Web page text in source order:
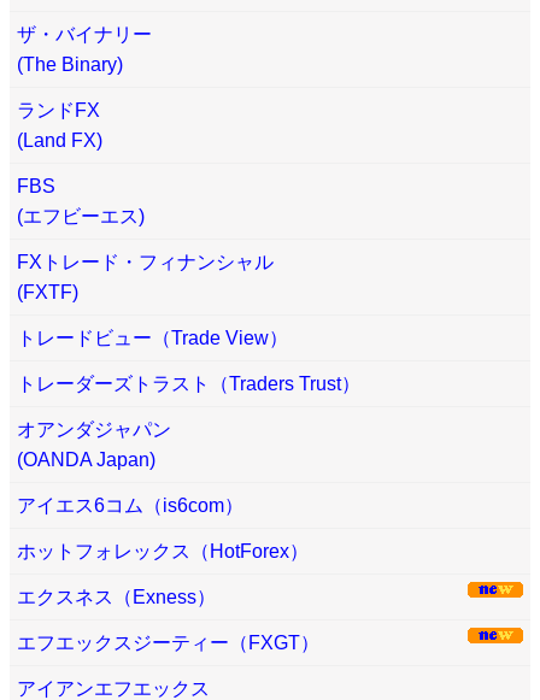
ザ・バイナリー
(The Binary)
ランドFX
(Land FX)
FBS
(エフビーエス)
FXトレード・フィナンシャル
(FXTF)
トレードビュー（Trade View）
トレーダーズトラスト（Traders Trust）
オアンダジャパン
(OANDA Japan)
アイエス6コム（is6com）
ホットフォレックス（HotForex）
エクスネス（Exness）
エフエックスジーティー（FXGT）
アイアンエフエックス